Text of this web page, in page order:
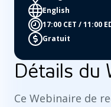
English
17:00 CET / 11:00
Gratuit
Détails du
Ce Webinaire de